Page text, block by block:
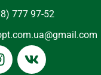
777 97-52